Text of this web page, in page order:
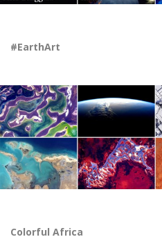
#EarthArt
Colorful Africa